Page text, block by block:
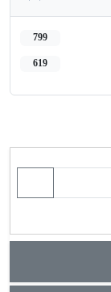
799
619